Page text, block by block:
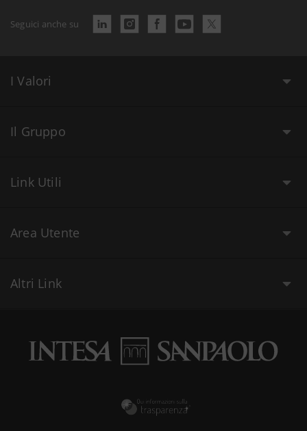
Seguici anche su
I Valori
Il Gruppo
Link Utili
Area Utente
Altri Link